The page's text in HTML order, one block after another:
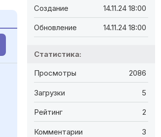
Создание 14.11.24 18:00
Обновление 14.11.24 18:00
Статистика:
Просмотры 2086
Загрузки 5
Рейтинг 2
Комментарии 3